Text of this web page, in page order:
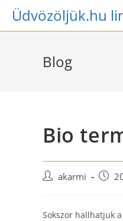
SkipÜdvözöljük.hu
Blog
Bio
Postakarmi
Post
Sokszor hallhatjuk